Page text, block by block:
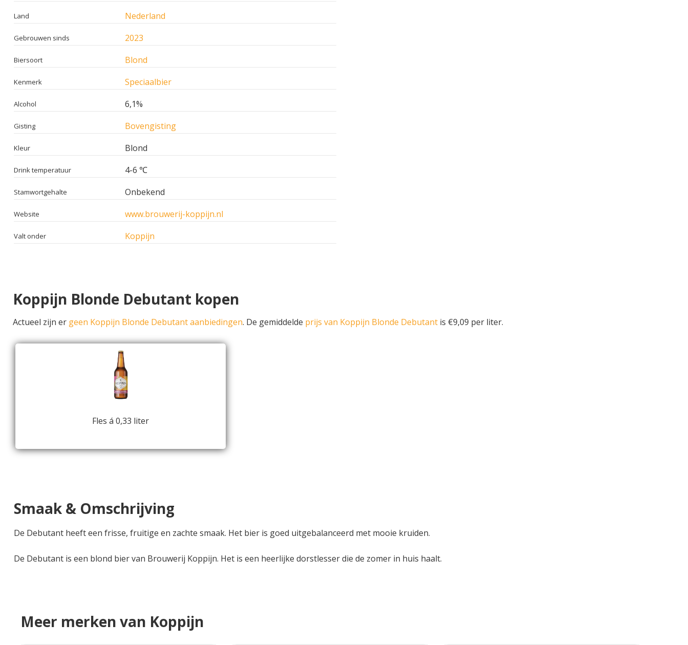
Land Nederland
Gebrouwen sinds 2023
Biersoort Blond
Kenmerk Speciaalbier
Alcohol 6,1%
Gisting Bovengisting
Kleur Blond
Drink temperatuur 4-6 ℃
Stamwortgehalte Onbekend
Website www.brouwerij-koppijn.nl
Valt onder Koppijn
Koppijn Blonde Debutant kopen
Actueel zijn er geen Koppijn Blonde Debutant aanbiedingen. De gemiddelde prijs van Koppijn Blonde Debutant is €9,09 per liter.
Fles á 0,33 liter
Smaak & Omschrijving
De Debutant heeft een frisse, fruitige en zachte smaak. Het bier is goed uitgebalanceerd met mooie kruiden.
De Debutant is een blond bier van Brouwerij Koppijn. Het is een heerlijke dorstlesser die de zomer in huis haalt.
Meer merken van Koppijn